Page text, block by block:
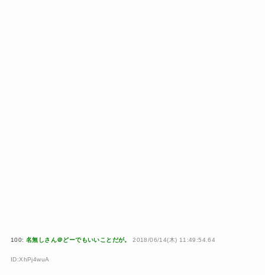
100: 名無しさん＠どーでもいいことだが。 2018/06/14(木) 11:49:54.64
ID:XhPj4wuA